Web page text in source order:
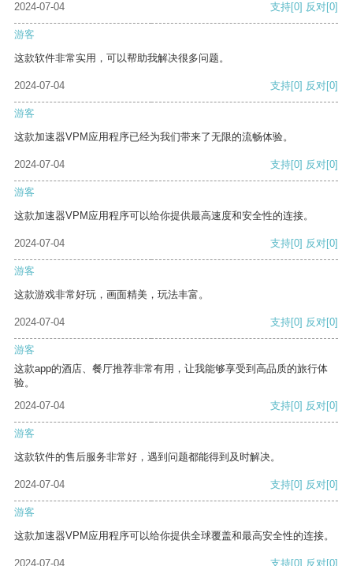
2024-07-04
支持[0] 反对[0]
游客
这款软件非常实用，可以帮助我解决很多问题。
2024-07-04 支持[0] 反对[0]
游客
这款加速器VPM应用程序已经为我们带来了无限的流畅体验。
2024-07-04 支持[0] 反对[0]
游客
这款加速器VPM应用程序可以给你提供最高速度和安全性的连接。
2024-07-04 支持[0] 反对[0]
游客
这款游戏非常好玩，画面精美，玩法丰富。
2024-07-04 支持[0] 反对[0]
游客
这款app的酒店、餐厅推荐非常有用，让我能够享受到高品质的旅行体
验。
2024-07-04
支持[0] 反对[0]
游客
这款软件的售后服务非常好，遇到问题都能得到及时解决。
2024-07-04 支持[0] 反对[0]
游客
这款加速器VPM应用程序可以给你提供全球覆盖和最高安全性的连接。
2024-07-04 支持[0] 反对[0]